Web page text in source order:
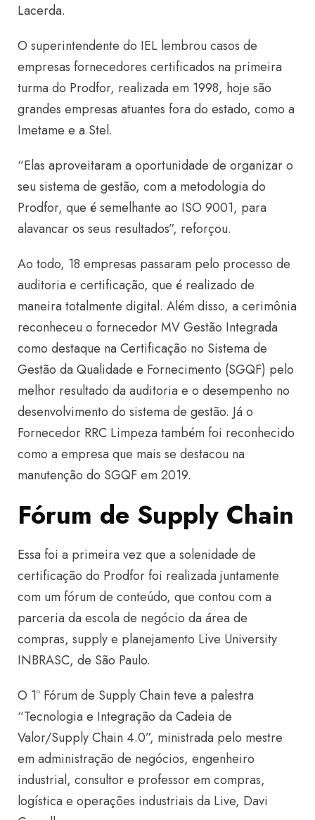
Lacerda.
O superintendente do IEL lembrou casos de
empresas fornecedores certificados na primeira
turma do Prodfor, realizada em 1998, hoje são
grandes empresas atuantes fora do estado, como a
Imetame e a Stel.
“Elas aproveitaram a oportunidade de organizar o
seu sistema de gestão, com a metodologia do
Prodfor, que é semelhante ao ISO 9001, para
alavancar os seus resultados”, reforçou.
Ao todo, 18 empresas passaram pelo processo de
auditoria e certificação, que é realizado de
maneira totalmente digital. Além disso, a cerimônia
reconheceu o fornecedor MV Gestão Integrada
como destaque na Certificação no Sistema de
Gestão da Qualidade e Fornecimento (SGQF) pelo
melhor resultado da auditoria e o desempenho no
desenvolvimento do sistema de gestão. Já o
Fornecedor RRC Limpeza também foi reconhecido
como a empresa que mais se destacou na
manutenção do SGQF em 2019.
Fórum de Supply Chain
Essa foi a primeira vez que a solenidade de
certificação do Prodfor foi realizada juntamente
com um fórum de conteúdo, que contou com a
parceria da escola de negócio da área de
compras, supply e planejamento Live University
INBRASC, de São Paulo.
O 1º Fórum de Supply Chain teve a palestra
“Tecnologia e Integração da Cadeia de
Valor/Supply Chain 4.0”, ministrada pelo mestre
em administração de negócios, engenheiro
industrial, consultor e professor em compras,
logística e operações industriais da Live, Davi